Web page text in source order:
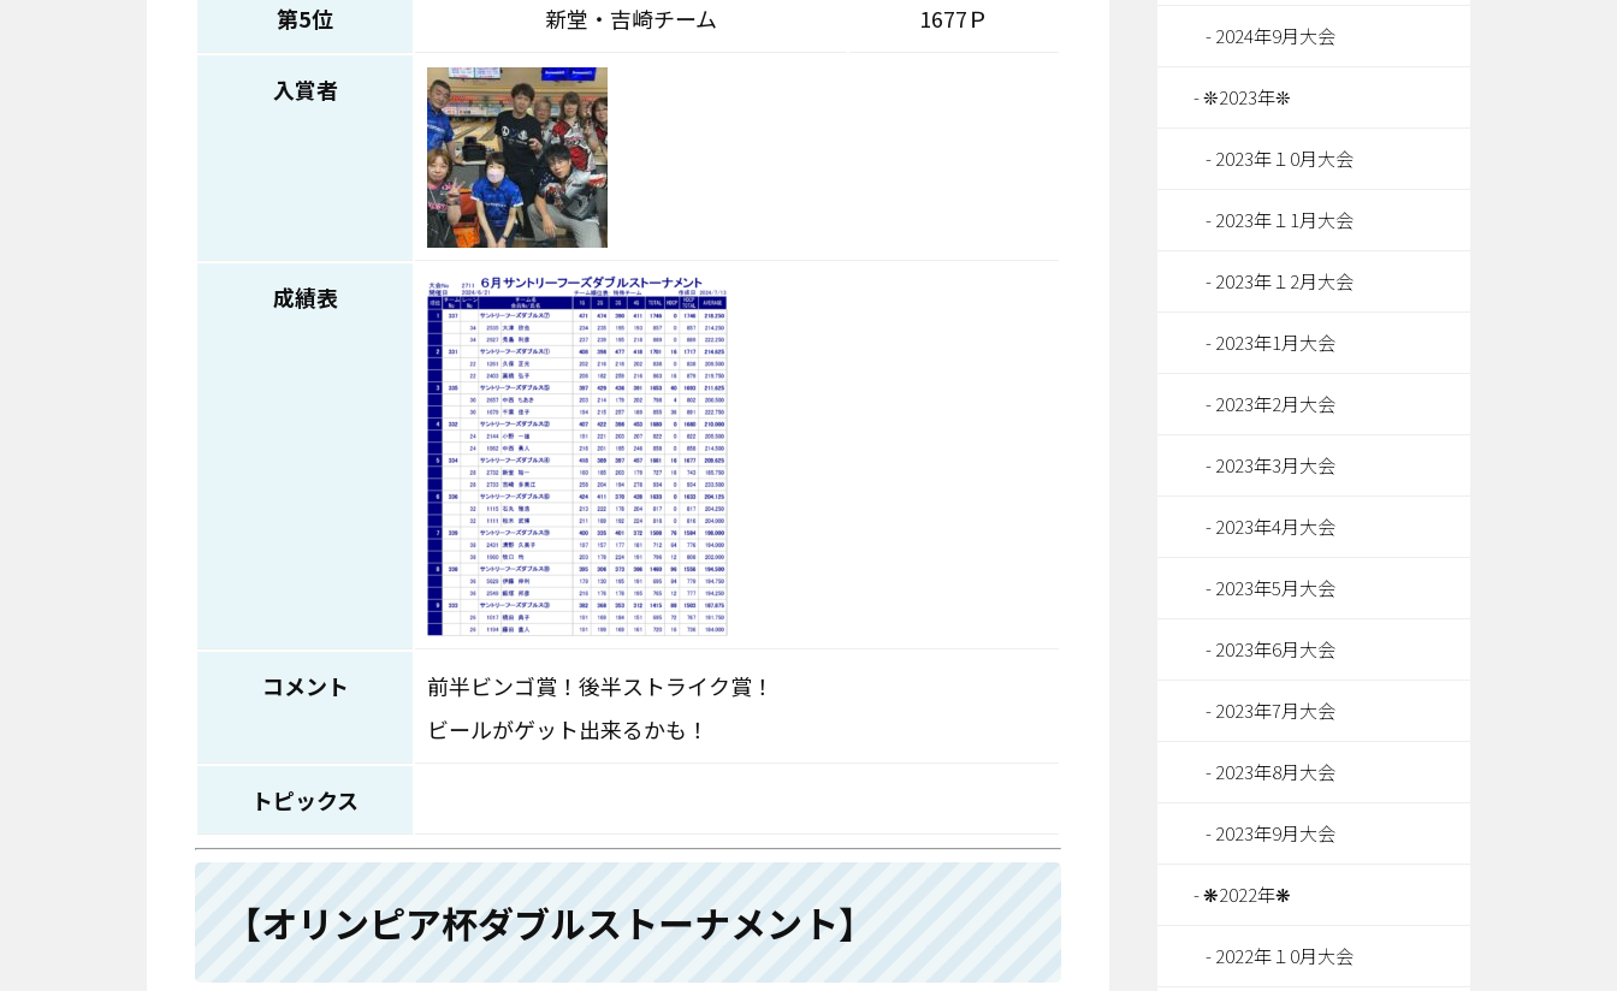
第5位 新堂・吉崎チーム 1677Ｐ
入賞者
成績表
コメント
前半ビンゴ賞！後半ストライク賞！
ビールがゲット出来るかも！
トピックス
【オリンピア杯ダブルストーナメント】
2024年9月大会
❊2023年❊
2023年１0月大会
2023年１1月大会
2023年１2月大会
2023年1月大会
2023年2月大会
2023年3月大会
2023年4月大会
2023年5月大会
2023年6月大会
2023年7月大会
2023年8月大会
2023年9月大会
❋2022年❋
2022年１0月大会